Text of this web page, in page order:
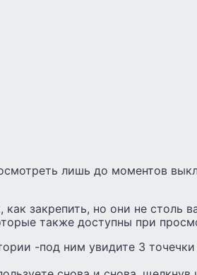
лишь до моментов
как закрепить, но они не столь
также доступны при
-под ним увидите 3